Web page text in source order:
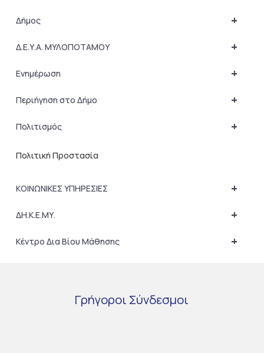
+
Δήμος
+
Δ.Ε.Υ.Α. ΜΥΛΟΠΟΤΑΜΟΥ
+
Ενημέρωση
+
Περιήγηση στο Δήμο
+
Πολιτισμός
Πολιτική Προστασία
+
ΚΟΙΝΩΝΙΚΕΣ ΥΠΗΡΕΣΙΕΣ
+
ΔΗ.Κ.Ε.ΜΥ.
+
Κέντρο Δια Βίου Μάθησης
Γρήγοροι Σύνδεσμοι